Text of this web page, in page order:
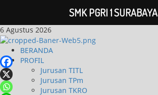
6 Agustus 2026
BERANDA
PROFIL
Jurusan TITL
Jurusan TPm
Jurusan TKRO
SMK PGRI 1 SURABAYA